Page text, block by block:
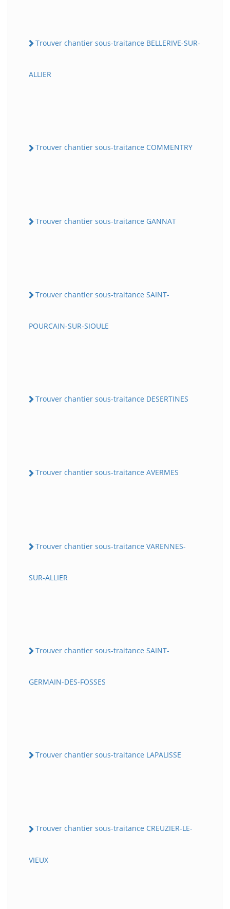
Trouver chantier sous-traitance BELLERIVE-SUR-
ALLIER
Trouver chantier sous-traitance COMMENTRY
Trouver chantier sous-traitance GANNAT
Trouver chantier sous-traitance SAINT-
POURCAIN-SUR-SIOULE
Trouver chantier sous-traitance DESERTINES
Trouver chantier sous-traitance AVERMES
Trouver chantier sous-traitance VARENNES-
SUR-ALLIER
Trouver chantier sous-traitance SAINT-
GERMAIN-DES-FOSSES
Trouver chantier sous-traitance LAPALISSE
Trouver chantier sous-traitance CREUZIER-LE-
VIEUX